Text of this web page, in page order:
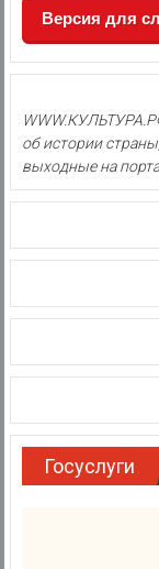
Версия для
об истории
выходные на
Госуслуги